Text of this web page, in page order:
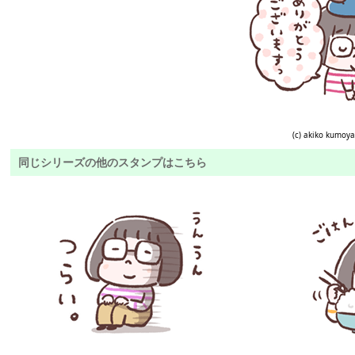
(c) akiko kumoya
同じシリーズの他のスタンプはこちら